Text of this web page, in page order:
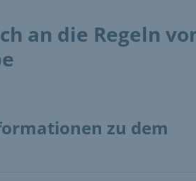
an die Regeln
zu dem